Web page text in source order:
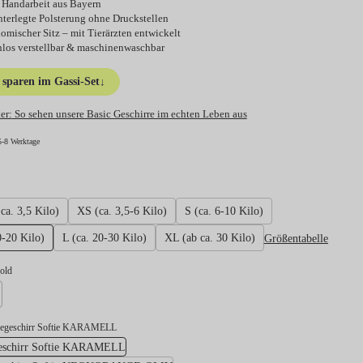
aus Bayern
Polsterung ohne Druckstellen
Sitz – mit Tierärzten entwickelt
verstellbar & maschinenwaschbar
im Gassi-Set↓
So sehen unsere Basic Geschirre im echten Leben aus
8 Werktage
3,5 Kilo) XS (ca. 3,5-6 Kilo) S (ca. 6-10 Kilo)
20 Kilo) L (ca. 20-30 Kilo) XL (ab ca. 30 Kilo) Größentabelle
Softie KARAMELL